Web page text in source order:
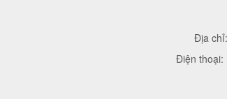
Địa
Điện thoại: